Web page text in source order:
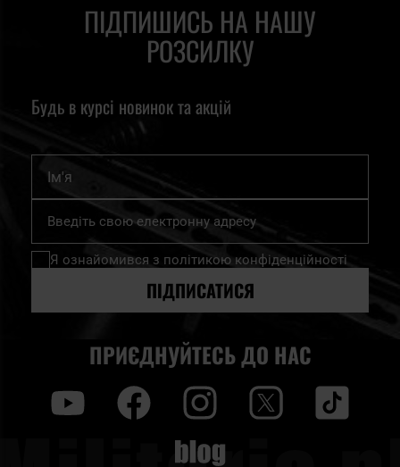
ПІДПИШИСЬ НА НАШУ
РОЗСИЛКУ
Будь в курсі новинок та акцій
Підпишіться
нашу
розсилку
Я ознайомився з політикою конфіденційності
ПІДПИСАТИСЯ
ПРИЄДНУЙТЕСЬ ДО НАС
Blog